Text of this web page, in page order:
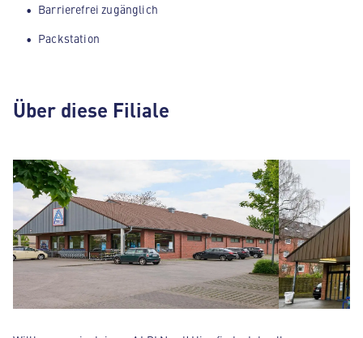
Barrierefrei zugänglich
Packstation
Über diese Filiale